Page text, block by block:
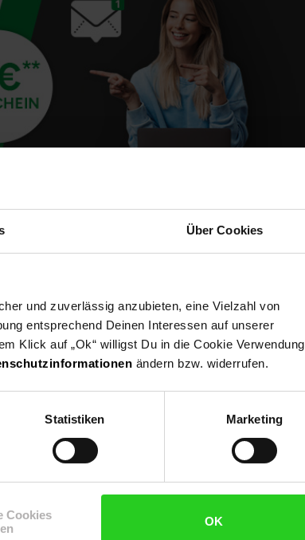
Über Cookies
und zuverlässig anzubieten, eine Vielzahl von
entsprechend Deinen Interessen auf unserer
Klick auf „Ok“ willigst Du in die Cookie Verwendung
ändern bzw. widerrufen.
Statistiken Marketing
Cookies
OK